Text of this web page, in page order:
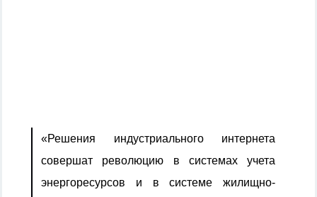
«Решения индустриального интернета
совершат революцию в системах учета
энергоресурсов и в системе жилищно-